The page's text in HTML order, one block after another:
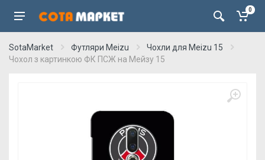
0
SotaMarket Футляри Meizu
Чохли для Meizu 15
Чохол з картинкою ФК ПСЖ на Мейзу 15